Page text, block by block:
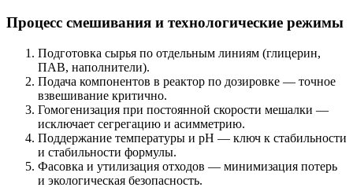
Процесс смешивания и технологические режимы
Подготовка сырья по отдельным линиям (глицерин,
ПАВ, наполнители).
Подача компонентов в реактор по дозировке — точное
взвешивание критично.
Гомогенизация при постоянной скорости мешалки —
исключает сегрегацию и асимметрию.
Поддержание температуры и pH — ключ к стабильности
и стабильности формулы.
Фасовка и утилизация отходов — минимизация потерь
и экологическая безопасность.